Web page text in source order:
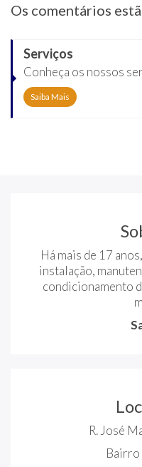
Os comentários
Serviços
Conheça os nossos
Saiba Mais
Há mais de 17
instalação,
condicionamento
R. José
Bairro